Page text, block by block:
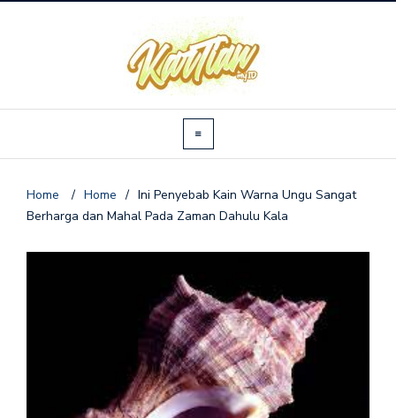
Home / Home / Ini Penyebab Kain Warna Ungu Sangat
Berharga dan Mahal Pada Zaman Dahulu Kala